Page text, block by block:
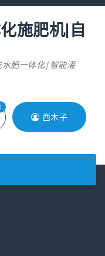
肥一体化|智能灌
西木子